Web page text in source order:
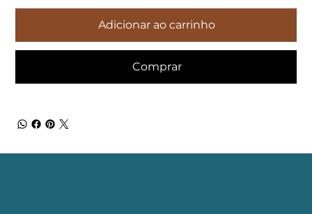
Adicionar ao carrinho
Comprar